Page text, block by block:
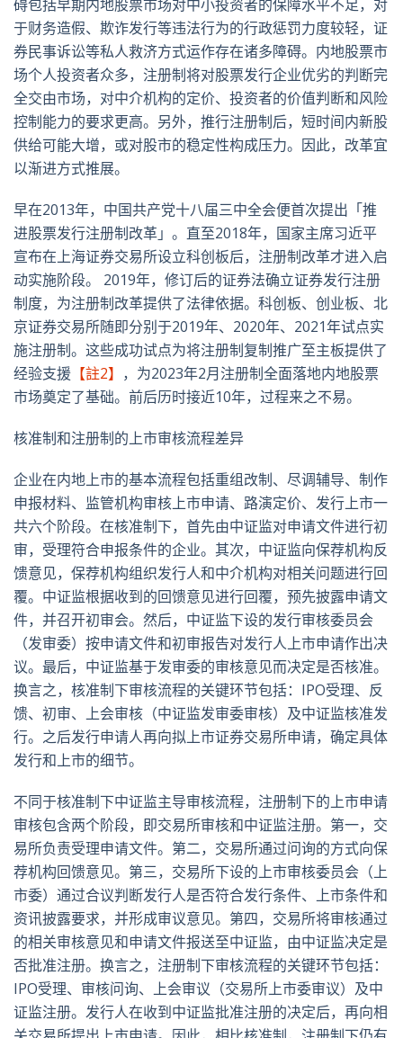
碍包括早期内地股票市场对中小投资者的保障水平不足，对
于财务造假、欺诈发行等违法行为的行政惩罚力度较轻，证
券民事诉讼等私人救济方式运作存在诸多障碍。内地股票市
场个人投资者众多，注册制将对股票发行企业优劣的判断完
全交由市场，对中介机构的定价、投资者的价值判断和风险
控制能力的要求更高。另外，推行注册制后，短时间内新股
供给可能大增，或对股市的稳定性构成压力。因此，改革宜
以渐进方式推展。
早在2013年，中国共产党十八届三中全会便首次提出「推
进股票发行注册制改革」。直至2018年，国家主席习近平
宣布在上海证券交易所设立科创板后，注册制改革才进入启
动实施阶段。 2019年，修订后的证券法确立证券发行注册
制度，为注册制改革提供了法律依据。科创板、创业板、北
京证券交易所随即分别于2019年、2020年、2021年试点实
施注册制。这些成功试点为将注册制复制推广至主板提供了
经验支援 【註2】 ，为2023年2月注册制全面落地内地股票
市场奠定了基础。前后历时接近10年，过程来之不易。
核准制和注册制的上市审核流程差异
企业在内地上市的基本流程包括重组改制、尽调辅导、制作
申报材料、监管机构审核上市申请、路演定价、发行上市一
共六个阶段。在核准制下，首先由中证监对申请文件进行初
审，受理符合申报条件的企业。其次，中证监向保荐机构反
馈意见，保荐机构组织发行人和中介机构对相关问题进行回
覆。中证监根据收到的回馈意见进行回覆，预先披露申请文
件，并召开初审会。然后，中证监下设的发行审核委员会
（发审委）按申请文件和初审报告对发行人上市申请作出决
议。最后，中证监基于发审委的审核意见而决定是否核准。
换言之，核准制下审核流程的关键环节包括：IPO受理、反
馈、初审、上会审核（中证监发审委审核）及中证监核准发
行。之后发行申请人再向拟上市证券交易所申请，确定具体
发行和上市的细节。
不同于核准制下中证监主导审核流程，注册制下的上市申请
审核包含两个阶段，即交易所审核和中证监注册。第一，交
易所负责受理申请文件。第二，交易所通过问询的方式向保
荐机构回馈意见。第三，交易所下设的上市审核委员会（上
市委）通过合议判断发行人是否符合发行条件、上市条件和
资讯披露要求，并形成审议意见。第四，交易所将审核通过
的相关审核意见和申请文件报送至中证监，由中证监决定是
否批准注册。换言之，注册制下审核流程的关键环节包括：
IPO受理、审核问询、上会审议（交易所上市委审议）及中
证监注册。发行人在收到中证监批准注册的决定后，再向相